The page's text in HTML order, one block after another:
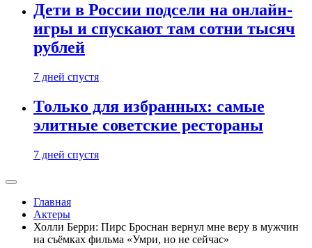
Дети в России подсели на онлайн-
игры и спускают там сотни тысяч
рублей
7 дней спустя
Только для избранных: самые
элитные советские рестораны
7 дней спустя
Главная
Актеры
Холли Берри: Пирс Броснан вернул мне веру в мужчин
на съёмках фильма «Умри, но не сейчас»